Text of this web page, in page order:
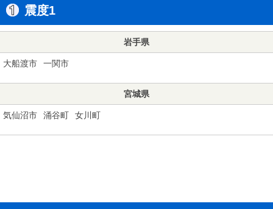
震度1
岩手県
大船渡市 一関市
宮城県
気仙沼市 涌谷町 女川町